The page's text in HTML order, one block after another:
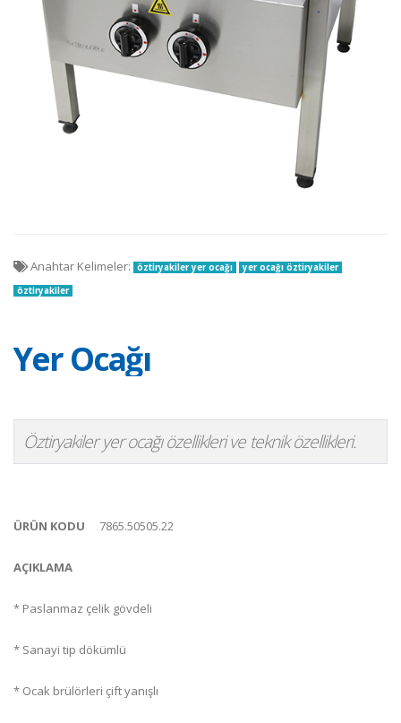
Yer Ocağı
Öztiryakiler yer ocağı özellikleri ve teknik özellikleri.
ÜRÜN KODU 7865.50505.22
AÇIKLAMA
* Paslanmaz çelik gövdeli
* Sanayi tip dökümlü
* Ocak brülörleri çift yanışlı
Anahtar Kelimeler: öztiryakiler yer ocağı
yer ocağı öztiryakiler
öztiryakiler